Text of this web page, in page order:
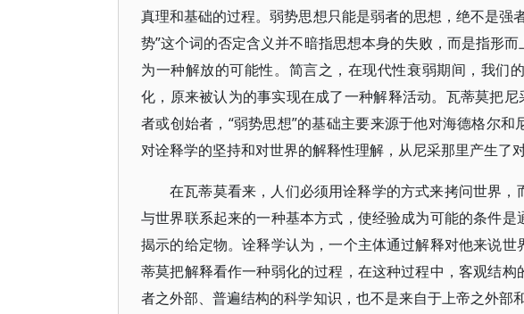
真理和基础的过程。弱势思想只能是弱者的思想，绝不是强
势”这个词的否定含义并不暗指思想本身的失败，而是指形
为一种解放的可能性。简言之，在现代性衰弱期间，我们
化，原来被认为的事实现在成了一种解释活动。瓦蒂莫把
者或创始者，“弱势思想”的基础主要来源于他对海德格尔
对诠释学的坚持和对世界的解释性理解，从尼采那里产生了
在瓦蒂莫看来，人们必须用诠释学的方式来拷问世界
与世界联系起来的一种基本方式，使经验成为可能的条件
揭示的给定物。诠释学认为，一个主体通过解释对他来说
蒂莫把解释看作一种弱化的过程，在这种过程中，客观结
者之外部、普遍结构的科学知识，也不是来自于上帝之外部